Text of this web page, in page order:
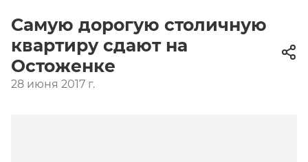
Самую дорогую столичную
квартиру сдают на
Остоженке
28 июня 2017 г.